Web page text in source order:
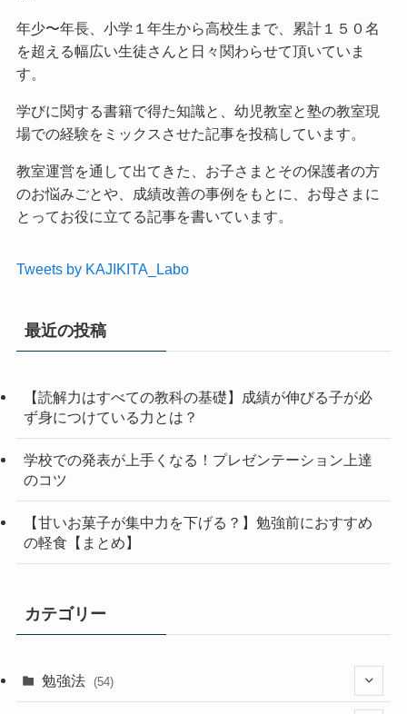
年少〜年長、小学１年生から高校生まで、累計１５０名
を超える幅広い生徒さんと日々関わらせて頂いていま
す。
学びに関する書籍で得た知識と、幼児教室と塾の教室現
場での経験をミックスさせた記事を投稿しています。
教室運営を通して出てきた、お子さまとその保護者の方
のお悩みごとや、成績改善の事例をもとに、お母さまに
とってお役に立てる記事を書いています。
Tweets by KAJIKITA_Labo
最近の投稿
【読解力はすべての教科の基礎】成績が伸びる子が必
ず身につけている力とは？
学校での発表が上手くなる！プレゼンテーション上達
のコツ
【甘いお菓子が集中力を下げる？】勉強前におすすめ
の軽食【まとめ】
カテゴリー
勉強法 (54)